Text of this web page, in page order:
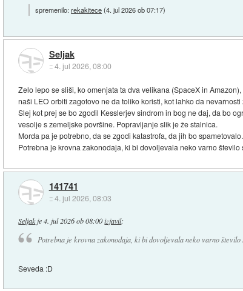
spremenilo:rekakitece(4. jul 2026 ob 07:17)
Seljak
::4. jul 2026, 08:00
Zelo lepo se sliši, ko omenjata ta dva velikana (SpaceX in
naši LEO orbiti zagotovo ne da toliko koristi, kot lahko da
Slej kot prej se bo zgodil Kesslerjev sindrom in bog ne daj, da bo
vesolje s zemeljske površine. Popravljanje slik je že stalnica.
Morda pa je potrebno, da se zgodi katastrofa, da jih bo spametovalo.
Potrebna je krovna zakonodaja, ki bi dovoljevala neko varno
141741
::4. jul 2026, 08:03
Seljakje4. jul 2026 ob 08:00 izjavil:
Potrebna je krovna zakonodaja, ki bi dovoljevala neko varno število
Seveda :D